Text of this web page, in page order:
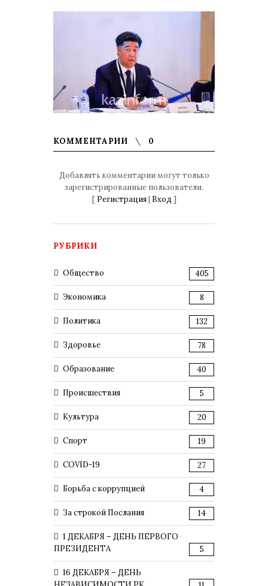
КОММЕНТАРИИ 0
Добавлять комментарии могут только
зарегистрированные пользователи.
[ Регистрация| Вход ]
РУБРИКИ
Общество 405
Экономика 8
Политика 132
Здоровье 78
Образование 40
Происшествия 5
Культура 20
Спорт 19
COVID-19 27
Борьба с коррупцией 4
За строкой Послания 14
1 ДЕКАБРЯ – ДЕНЬ ПЕРВОГО
ПРЕЗИДЕНТА
5
16 ДЕКАБРЯ – ДЕНЬ